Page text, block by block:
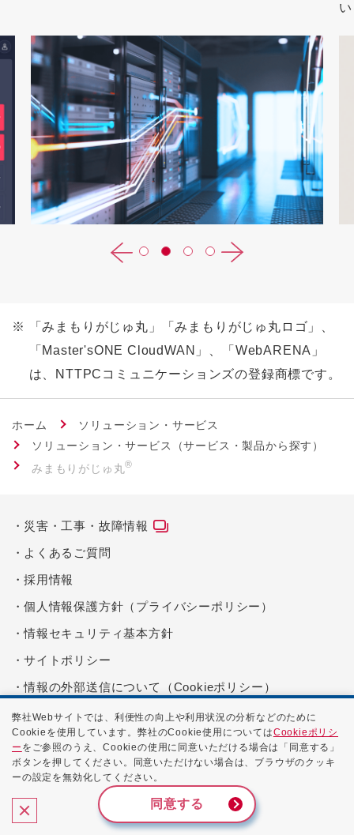
※
「みまもりがじゅ丸」「みまもりがじゅ丸ロゴ」、
「Master'sONE CloudWAN」、「WebARENA」
は、NTTPCコミュニケーションズの登録商標です。
ホーム
ソリューション・サービス
ソリューション・サービス（サービス・製品から探す）
みまもりがじゅ丸®
災害・工事・故障情報
よくあるご質問
採用情報
個人情報保護方針（プライバシーポリシー）
情報セキュリティ基本方針
サイトポリシー
情報の外部送信について（Cookieポリシー）
サイトマップ
公式SNSはこちら
弊社Webサイトでは、利便性の向上や利用状況の分析などのために
Cookieを使用しています。弊社のCookie使用についてはCookieポリシ
ー をご参照のうえ、Cookieの使用に同意いただける場合は「同意する」
ボタンを押してください。同意いただけない場合は、ブラウザのクッキ
ーの設定を無効化してください。
同意する